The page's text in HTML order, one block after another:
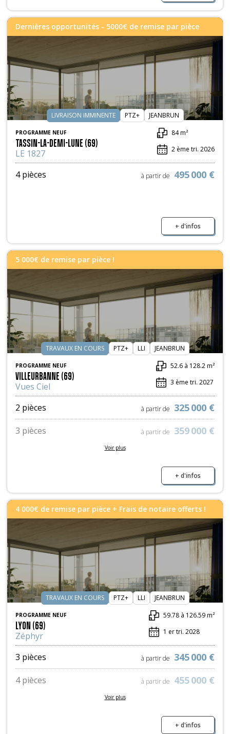
Dernières opportunités - 5000€ de remise par pièce
LIVRAISON IMMINENTE PTZ+ JEANBRUN
PROGRAMME NEUF
TASSIN-LA-DEMI-LUNE (69)
LE 1827
84 m²
2 ème tri. 2026
4 pièces à partir de 495 000 €
+ d'infos
5 000€ de remise par pièce !
TRAVAUX EN COURS PTZ+ LLI JEANBRUN
PROGRAMME NEUF
VILLEURBANNE (69)
Vues Ciel
52.6 à 128.2 m²
3 ème tri. 2027
2 pièces à partir de 325 000 €
3 pièces à partir de 359 000 €
530 000 €
Voir plus
+ d'infos
4 000€ de remise par pièce + Frais de notaire offerts !
TRAVAUX EN COURS PTZ+ LLI JEANBRUN
PROGRAMME NEUF
LYON (69)
Zéphyr
59.78 à 126.59 m²
1 er tri. 2028
3 pièces à partir de 345 000 €
4 pièces à partir de 455 000 €
Voir plus
+ d'infos